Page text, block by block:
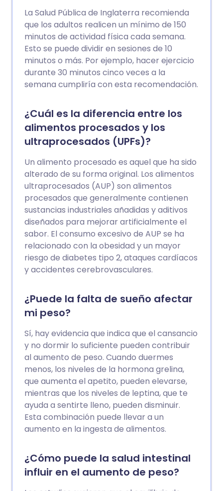
La Salud Pública de Inglaterra recomienda
que los adultos realicen un mínimo de 150
minutos de actividad física cada semana.
Esto se puede dividir en sesiones de 10
minutos o más. Por ejemplo, hacer ejercicio
durante 30 minutos cinco veces a la
semana cumpliría con esta recomendación.
¿Cuál es la diferencia entre los
alimentos procesados y los
ultraprocesados (UPFs)?
Un alimento procesado es aquel que ha sido
alterado de su forma original. Los alimentos
ultraprocesados (AUP) son alimentos
procesados que generalmente contienen
sustancias industriales añadidas y aditivos
diseñados para mejorar artificialmente el
sabor. El consumo excesivo de AUP se ha
relacionado con la obesidad y un mayor
riesgo de diabetes tipo 2, ataques cardíacos
y accidentes cerebrovasculares.
¿Puede la falta de sueño afectar
mi peso?
Sí, hay evidencia que indica que el cansancio
y no dormir lo suficiente pueden contribuir
al aumento de peso. Cuando duermes
menos, los niveles de la hormona grelina,
que aumenta el apetito, pueden elevarse,
mientras que los niveles de leptina, que te
ayuda a sentirte lleno, pueden disminuir.
Esta combinación puede llevar a un
aumento en la ingesta de alimentos.
¿Cómo puede la salud intestinal
influir en el aumento de peso?